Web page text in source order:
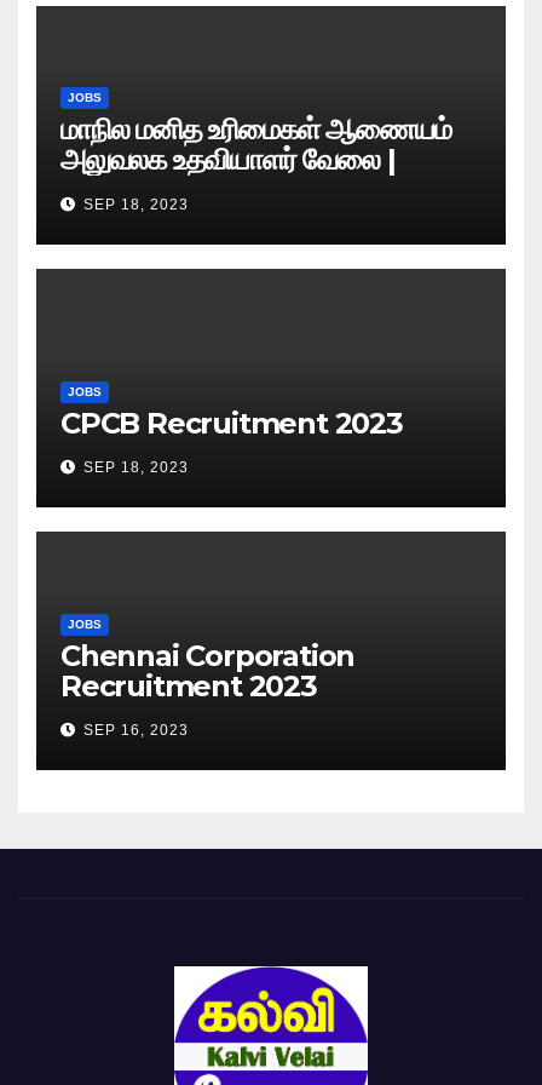
JOBS
மாநில மனித உரிமைகள் ஆணையம்
அலுவலக உதவியாளர் வேலை |
எழுத்துத் தேர்வு தேதி அறிவிப்பு..?
SEP 18, 2023
JOBS
CPCB Recruitment 2023
SEP 18, 2023
JOBS
Chennai Corporation
Recruitment 2023
SEP 16, 2023